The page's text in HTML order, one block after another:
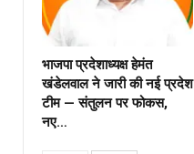
भाजपा प्रदेशाध्यक्ष हेमंत
खंडेलवाल ने जारी की नई प्रदेश
टीम — संतुलन पर फोकस,
नए…